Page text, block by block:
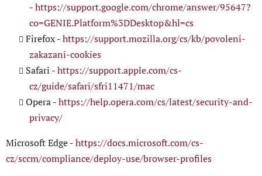
-https://support.google.com/chrome/answer/95647?
co=GENIE.Platform%3DDesktop&hl=cs
Firefox -https://support.mozilla.org/cs/kb/povoleni-
zakazani-cookies
Safari -https://support.apple.com/cs-
cz/guide/safari/sfri11471/mac
Opera -https://help.opera.com/cs/latest/security-and-
privacy/
Microsoft Edge -https://docs.microsoft.com/cs-
cz/sccm/compliance/deploy-use/browser-profiles